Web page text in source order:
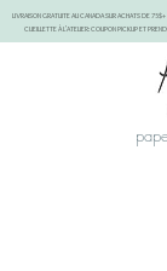
LIVRAISON GRATUITE AU CANADA SUR ACHATS DE 75$+
CUEILLETTE À L'ATELIER: COUPON PICKUP ET